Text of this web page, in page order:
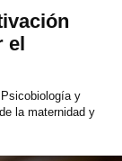
y
la maternidad y